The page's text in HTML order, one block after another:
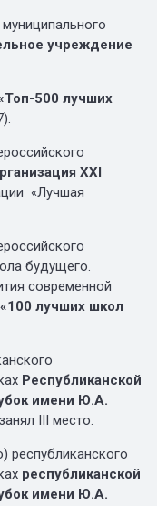
учреждение
500 лучших
XXI
«Лучшая
будущего.
современной
«100 лучших школ
Республиканской
имени Ю.А.
III место.
республиканского
республиканской
имени Ю.А.